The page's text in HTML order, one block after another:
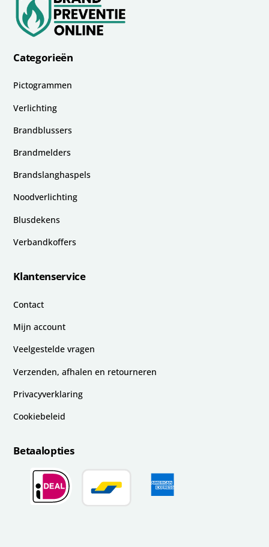
Categorieën
Pictogrammen
Verlichting
Brandblussers
Brandmelders
Brandslanghaspels
Noodverlichting
Blusdekens
Verbandkoffers
Klantenservice
Contact
Mijn account
Veelgestelde vragen
Verzenden, afhalen en retourneren
Privacyverklaring
Cookiebeleid
Betaalopties